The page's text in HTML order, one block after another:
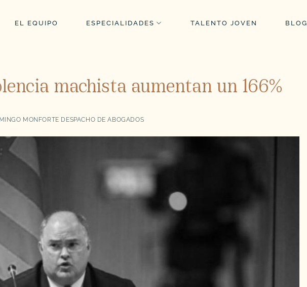
EL EQUIPO ESPECIALIDADES TALENTO JOVEN BLOG
machista aumentan un 166%
MONFORTE DESPACHO DE ABOGADOS